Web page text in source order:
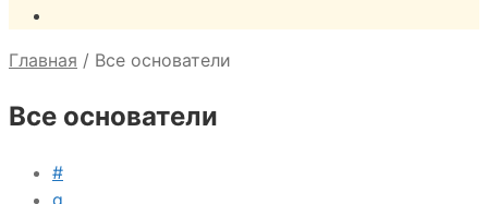
Главная / Все основатели
Все основатели
#
g